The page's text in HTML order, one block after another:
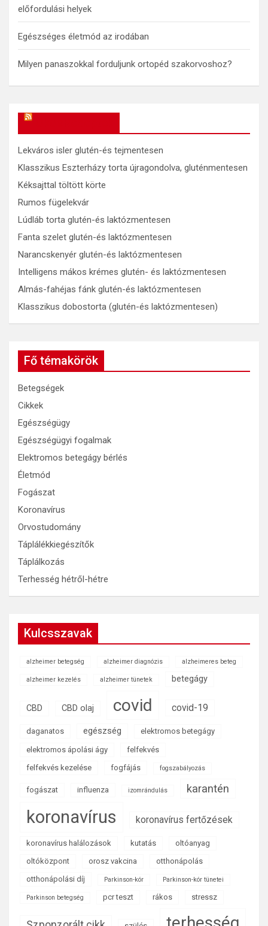
előfordulási helyek
Egészséges életmód az irodában
Milyen panaszokkal forduljunk ortopéd szakorvoshoz?
Lekváros isler glutén-és tejmentesen
Klasszikus Eszterházy torta újragondolva, gluténmentesen
Kéksajttal töltött körte
Rumos fügelekvár
Lúdláb torta glutén-és laktózmentesen
Fanta szelet glutén-és laktózmentesen
Narancskenyér glutén-és laktózmentesen
Intelligens mákos krémes glutén- és laktózmentesen
Almás-fahéjas fánk glutén-és laktózmentesen
Klasszikus dobostorta (glutén-és laktózmentesen)
Fő témakörök
Betegségek
Cikkek
Egészségügy
Egészségügyi fogalmak
Elektromos betegágy bérlés
Életmód
Fogászat
Koronavírus
Orvostudomány
Táplálékkiegészítők
Táplálkozás
Terhesség hétről-hétre
Kulcsszavak
alzheimer betegség alzheimer diagnózis alzheimeres beteg
alzheimer kezelés alzheimer tünetek betegágy
CBD CBD olaj covid covid-19
daganatos egészség elektromos betegágy
elektromos ápolási ágy
felfekvés
felfekvés kezelése
fogfájás fogszabályozás
fogászat influenza izomrándulás karantén
koronavírus koronavírus fertőzések
koronavírus halálozások kutatás
oltóanyag
oltóközpont
orosz vakcina
otthonápolás
otthonápolási díj
Parkinson-kór Parkinson-kór tünetei
Parkinson betegség pcr teszt rákos stressz